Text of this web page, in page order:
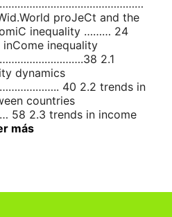
proJeCt and the
inequality ……… 24
inequality
2.1
dynamics
40 2.2 trends in
countries
2.3 trends in income
más